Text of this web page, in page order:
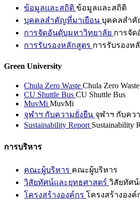
ข้อมูลและสถิติ ข้อมูลและสถิติ
บุคคลสำคัญที่มาเยือน บุคคลสำคั
การจัดอันดับมหาวิทยาลัย การจัด
การรับรองหลักสูตร การรับรองห
Green University
Chula Zero Waste Chula Zero Waste
CU Shuttle Bus CU Shuttle Bus
MuvMi MuvMi
จุฬาฯ กับความยั่งยืน จุฬาฯ กับคว
Sustainability Report Sustainability
การบริหาร
คณะผู้บริหาร คณะผู้บริหาร
วิสัยทัศน์และยุทธศาสตร์ วิสัยทัศ
โครงสร้างองค์กร โครงสร้างองค์